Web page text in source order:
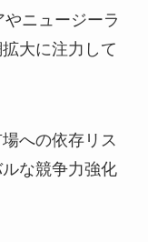
ニュージーラ
大に注力して
への依存リス
な競争力強化